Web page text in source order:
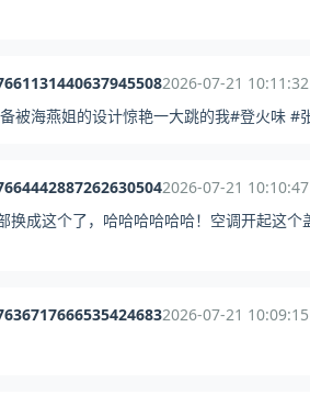
2026-07-21 10:11:32
被海燕姐的设计惊艳一大跳的我#登火味 #
2026-07-21 10:10:47
换成这个了，哈哈哈哈哈哈！空调开起这
2026-07-21 10:09:15